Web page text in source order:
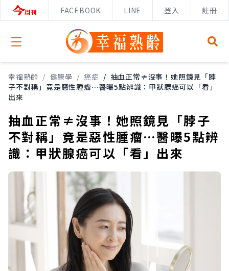
FACEBOOK LINE 登入 註冊
Open menu
幸福熟齡 / 健康學 / 癌症 / 抽血正常≠沒事！她照鏡見「脖
子不對稱」竟是惡性腫瘤…醫曝5點辨識：甲狀腺癌可以「看」
出來
抽血正常≠沒事！她照鏡見「脖子
不對稱」竟是惡性腫瘤…醫曝5點辨
識：甲狀腺癌可以「看」出來